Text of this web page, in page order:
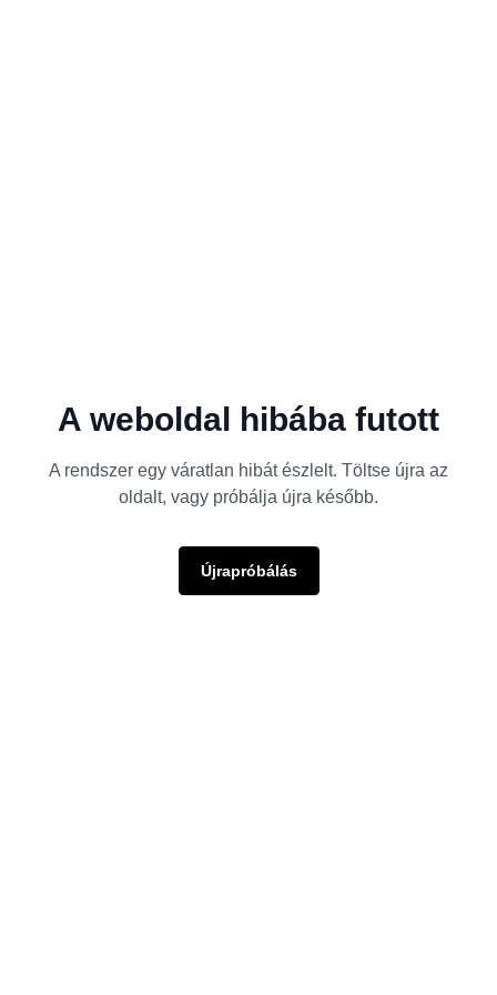
A weboldal hibába futott
A rendszer egy váratlan hibát észlelt. Töltse újra az
oldalt, vagy próbálja újra később.
Újrapróbálás